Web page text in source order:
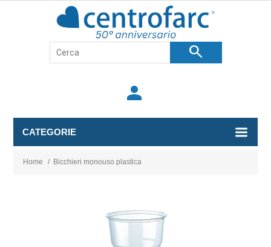
search
person
CATEGORIE
Home / Bicchieri monouso plastica